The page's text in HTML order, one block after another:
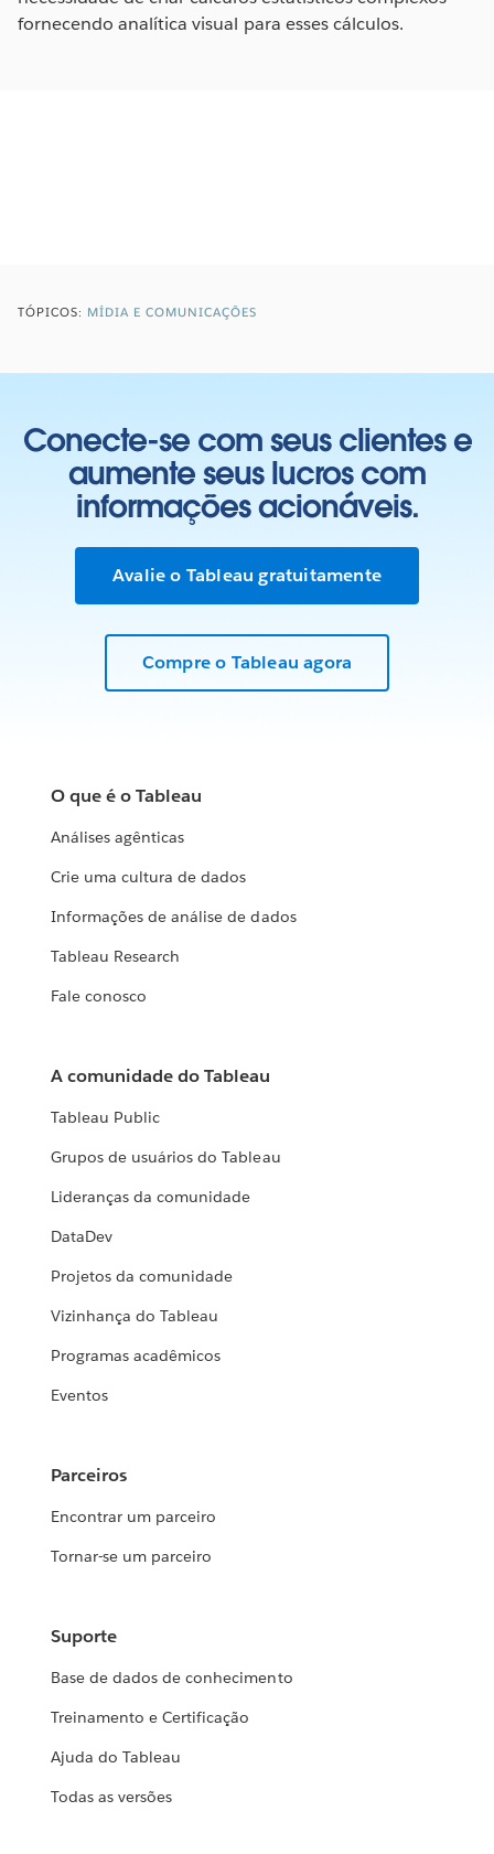
fornecendo analítica visual para esses cálculos.
TÓPICOS: MÍDIA E COMUNICAÇÕES
Conecte-se com seus clientes e
aumente seus lucros com
informações acionáveis.
Avalie o Tableau gratuitamente
Compre o Tableau agora
O que é o Tableau
Análises agênticas
Crie uma cultura de dados
Informações de análise de dados
Tableau Research
Fale conosco
A comunidade do Tableau
Tableau Public
Grupos de usuários do Tableau
Lideranças da comunidade
DataDev
Projetos da comunidade
Vizinhança do Tableau
Programas acadêmicos
Eventos
Parceiros
Encontrar um parceiro
Tornar-se um parceiro
Suporte
Base de dados de conhecimento
Treinamento e Certificação
Ajuda do Tableau
Todas as versões